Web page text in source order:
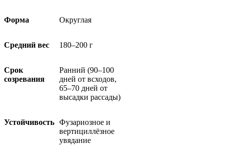
Форма Округлая
Средний вес 180–200 г
Срок
созревания
Ранний (90–100
дней от всходов,
65–70 дней от
высадки рассады)
Устойчивость Фузариозное и
вертициллёзное
увядание